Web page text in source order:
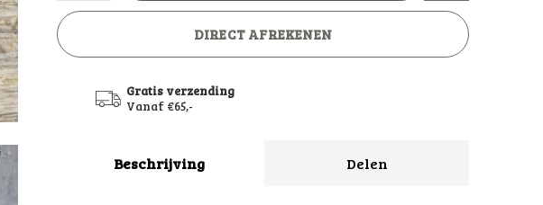
DIRECT AFREKENEN
Gratis verzending
Vanaf €65,-
Beschrijving Delen